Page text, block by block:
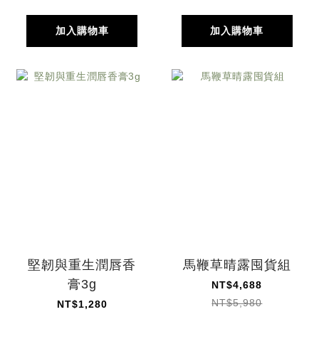
加入購物車 加入購物車
堅韌與重生潤唇香
膏3g
NT$1,280
馬鞭草晴露囤貨組
NT$4,688
NT$5,980